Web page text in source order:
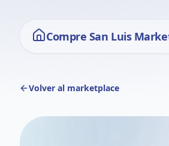
Compre San Luis
Volver al marketplace